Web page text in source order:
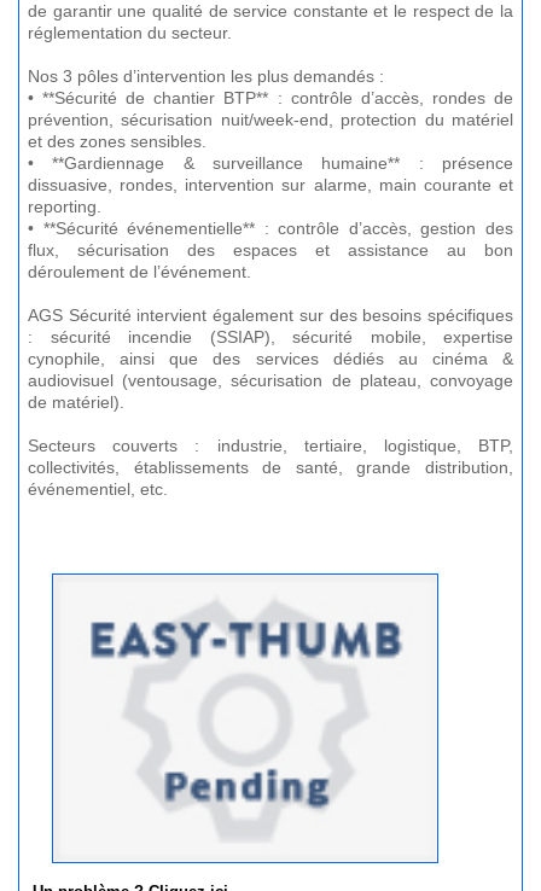
de garantir une qualité de service constante et le respect de la
réglementation du secteur.
Nos 3 pôles d’intervention les plus demandés :
• **Sécurité de chantier BTP** : contrôle d’accès, rondes de
prévention, sécurisation nuit/week-end, protection du matériel
et des zones sensibles.
• **Gardiennage & surveillance humaine** : présence
dissuasive, rondes, intervention sur alarme, main courante et
reporting.
• **Sécurité événementielle** : contrôle d’accès, gestion des
flux, sécurisation des espaces et assistance au bon
déroulement de l’événement.
AGS Sécurité intervient également sur des besoins spécifiques
: sécurité incendie (SSIAP), sécurité mobile, expertise
cynophile, ainsi que des services dédiés au cinéma &
audiovisuel (ventousage, sécurisation de plateau, convoyage
de matériel).
Secteurs couverts : industrie, tertiaire, logistique, BTP,
collectivités, établissements de santé, grande distribution,
événementiel, etc.